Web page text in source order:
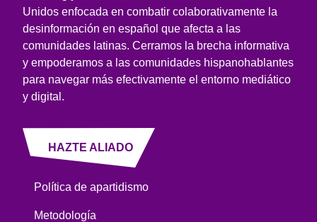
Unidos enfocada en combatir colaborativamente la
desinformación en español que afecta a las
comunidades latinas. Cerramos la brecha informativa
y empoderamos a las comunidades hispanohablantes
para navegar más efectivamente el entorno mediático
y digital.
HAZTE ALIADO
Política de apartidismo
Metodología